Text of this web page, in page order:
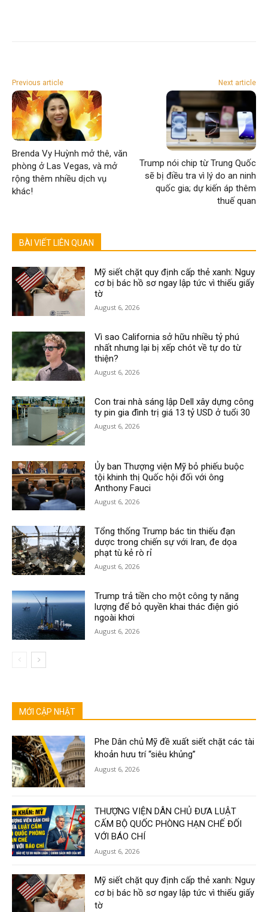
Previous article
Brenda Vy Huỳnh mở thê, văn
phòng ở Las Vegas, và mở
rộng thêm nhiều dịch vụ
khác!
Next article
Trump nói chip từ Trung Quốc
sẽ bị điều tra vì lý do an ninh
quốc gia; dự kiến áp thêm
thuế quan
BÀI VIẾT LIÊN QUAN
Mỹ siết chặt quy định cấp thẻ xanh: Nguy
cơ bị bác hồ sơ ngay lập tức vì thiếu giấy
tờ
August 6, 2026
Vì sao California sở hữu nhiều tỷ phú
nhất nhưng lại bị xếp chót về tự do từ
thiện?
August 6, 2026
Con trai nhà sáng lập Dell xây dựng công
ty pin gia đình trị giá 13 tỷ USD ở tuổi 30
August 6, 2026
Ủy ban Thượng viện Mỹ bỏ phiếu buộc
tội khinh thị Quốc hội đối với ông
Anthony Fauci
August 6, 2026
Tổng thống Trump bác tin thiếu đạn
dược trong chiến sự với Iran, đe dọa
phạt tù kẻ rò rỉ
August 6, 2026
Trump trả tiền cho một công ty năng
lượng để bỏ quyền khai thác điện gió
ngoài khơi
August 6, 2026
MỚI CẬP NHẬT
Phe Dân chủ Mỹ đề xuất siết chặt các tài
khoản hưu trí “siêu khủng”
August 6, 2026
THƯỢNG VIỆN DÂN CHỦ ĐƯA LUẬT
CẤM BỘ QUỐC PHÒNG HẠN CHẾ ĐỐI
VỚI BÁO CHÍ
August 6, 2026
Mỹ siết chặt quy định cấp thẻ xanh: Nguy
cơ bị bác hồ sơ ngay lập tức vì thiếu giấy
tờ